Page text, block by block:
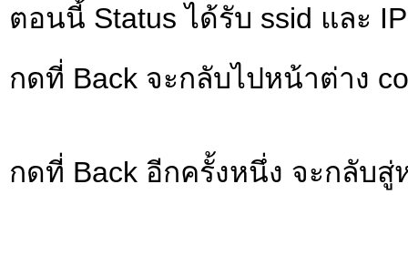
ตอนนี้ Status ได้รับ ssid และ
กดที่ Back จะกลับไปหน้าต่าง
กดที่ Back อีกครั้งหนึ่ง จะกลับสู่